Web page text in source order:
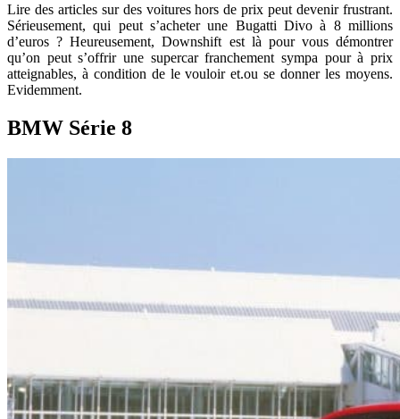
Lire des articles sur des voitures hors de prix peut devenir frustrant.
Sérieusement, qui peut s’acheter une Bugatti Divo à 8 millions
d’euros ? Heureusement, Downshift est là pour vous démontrer
qu’on peut s’offrir une supercar franchement sympa pour à prix
atteignables, à condition de le vouloir et.ou se donner les moyens.
Evidemment.
BMW Série 8